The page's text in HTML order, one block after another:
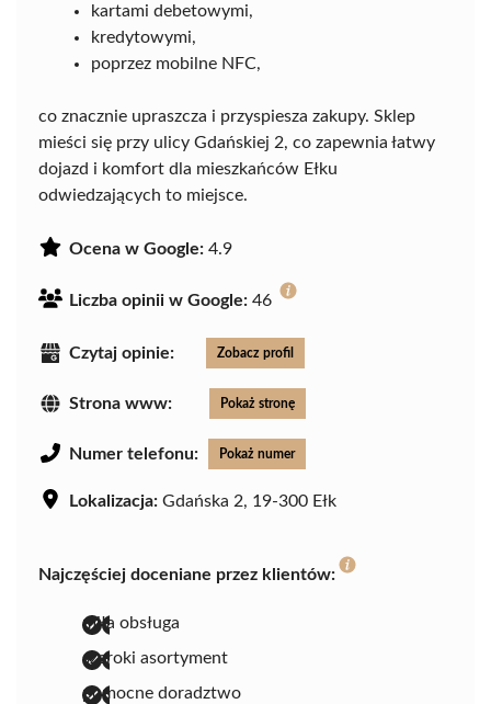
kartami debetowymi,
kredytowymi,
poprzez mobilne NFC,
co znacznie upraszcza i przyspiesza zakupy. Sklep
mieści się przy ulicy Gdańskiej 2, co zapewnia łatwy
dojazd i komfort dla mieszkańców Ełku
odwiedzających to miejsce.
Ocena w Google: 4.9
Liczba opinii w Google: 46
Czytaj opinie: Zobacz profil
Strona www: Pokaż stronę
Numer telefonu: Pokaż numer
Lokalizacja: Gdańska 2, 19-300 Ełk
Najczęściej doceniane przez klientów:
miła obsługa
szeroki asortyment
pomocne doradztwo